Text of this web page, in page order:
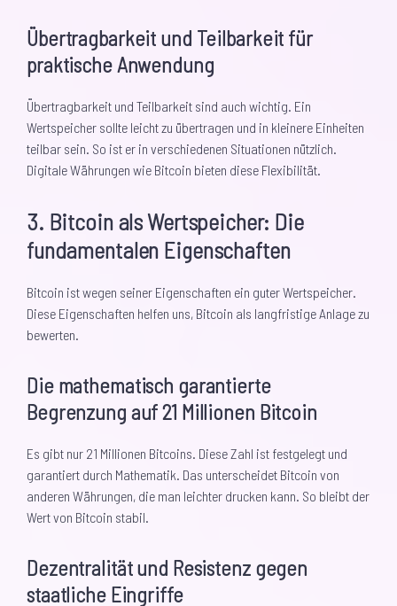
Übertragbarkeit und Teilbarkeit für
praktische Anwendung
Übertragbarkeit und Teilbarkeit sind auch wichtig. Ein
Wertspeicher sollte leicht zu übertragen und in kleinere Einheiten
teilbar sein. So ist er in verschiedenen Situationen nützlich.
Digitale Währungen wie Bitcoin bieten diese Flexibilität.
3. Bitcoin als Wertspeicher: Die
fundamentalen Eigenschaften
Bitcoin ist wegen seiner Eigenschaften ein guter Wertspeicher.
Diese Eigenschaften helfen uns, Bitcoin als langfristige Anlage zu
bewerten.
Die mathematisch garantierte
Begrenzung auf 21 Millionen Bitcoin
Es gibt nur 21 Millionen Bitcoins. Diese Zahl ist festgelegt und
garantiert durch Mathematik. Das unterscheidet Bitcoin von
anderen Währungen, die man leichter drucken kann. So bleibt der
Wert von Bitcoin stabil.
Dezentralität und Resistenz gegen
staatliche Eingriffe